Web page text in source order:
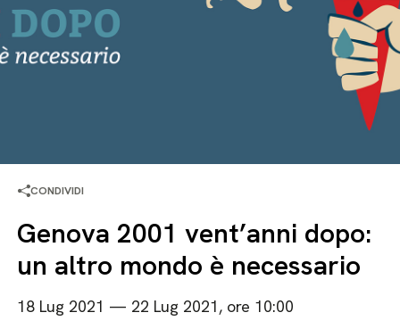
CONDIVIDI
Genova 2001 vent’anni dopo:
un altro mondo è necessario
18 Lug 2021 — 22 Lug 2021, ore 10:00